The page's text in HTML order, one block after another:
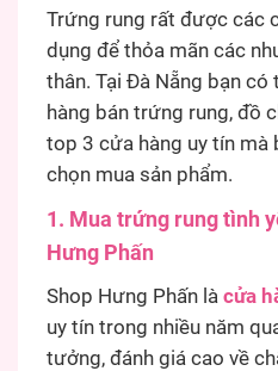
Trứng rung rất được các
dụng để thỏa mãn các
thân. Tại Đà Nẵng bạn
hàng bán trứng rung, đồ
top 3 cửa hàng uy tín mà
chọn mua sản phẩm.
1. Mua trứng rung tình
Hưng Phấn
Shop Hưng Phấn là cửa
uy tín trong nhiều năm
tưởng, đánh giá cao về